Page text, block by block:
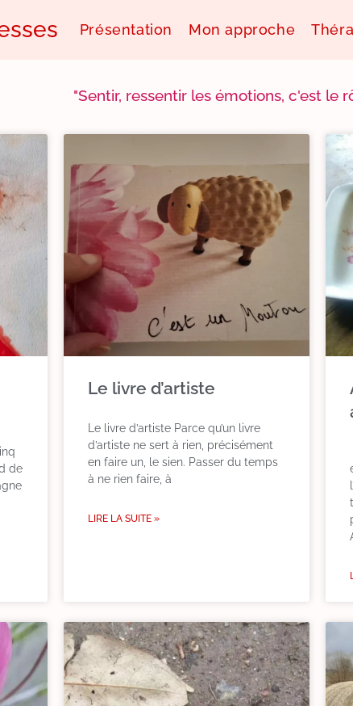
Présentation Mon approche
"Sentir, ressentir les émotions, c'est le
de
Le livre d’artiste
Le livre d’artiste Parce qu’un livre
d’artiste ne sert à rien, précisément
en faire un, le sien. Passer du temps
à ne rien faire, à
LIRE LA SUITE »